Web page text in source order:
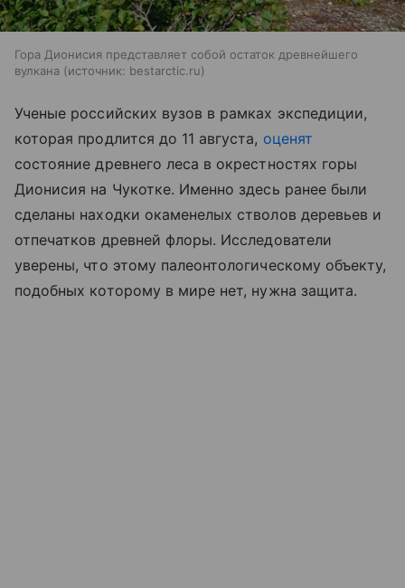
Гора Дионисия представляет собой остаток древнейшего
вулкана
источник: bestarctic.ru
Ученые российских вузов в рамках экспедиции,
которая продлится до 11 августа, оценят
состояние древнего леса в окрестностях горы
Дионисия на Чукотке. Именно здесь ранее были
сделаны находки окаменелых стволов деревьев и
отпечатков древней флоры. Исследователи
уверены, что этому палеонтологическому объекту,
подобных которому в мире нет, нужна защита.